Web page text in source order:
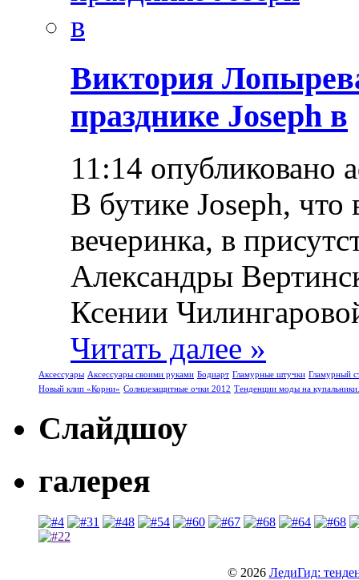
Виктория
празднике Joseph в
11:14 опубликовано
В бутике Joseph, что
вечеринка, в
Александры
Ксении
Читать далее »
Аксессуары Аксессуары своими руками Бодиарт Гламурные штучки Гламурный
Новый клип «Корни» Солнцезащитные очки 2012 Тенденции моды на купальники.
Слайдшоу
галерея
© 2026 ЛедиГид: